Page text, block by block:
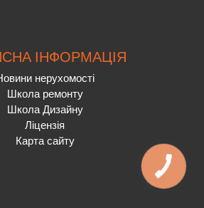
ІНФОРМАЦІЯ
нерухомості
Школа ремонту
Школа Дизайну
Ліцензія
Карта сайту